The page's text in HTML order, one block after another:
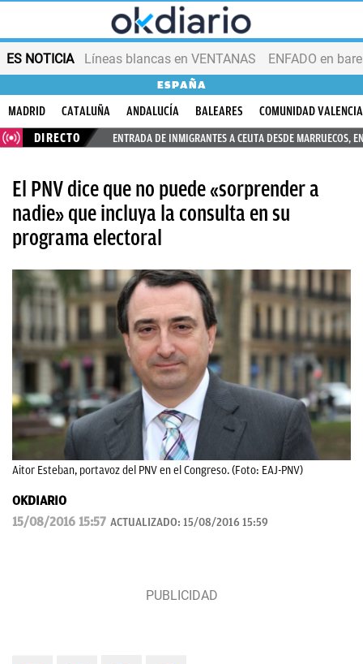
ES NOTICIA Líneas blancas en VENTANAS ENFADO en
ESPAÑA
MADRID CATALUÑA ANDALUCÍA BALEARES
COMUNIDAD
DIRECTO
ENTRADA DE INMIGRANTES A CEUTA DESDE MARRUECOS,
El PNV dice que no puede «sorprender a
nadie» que incluya la consulta en su
programa electoral
Aitor Esteban, portavoz del PNV en el Congreso. (Foto: EAJ-PNV)
OKDIARIO
15/08/2016 15:57 ACTUALIZADO: 15/08/2016 15:59